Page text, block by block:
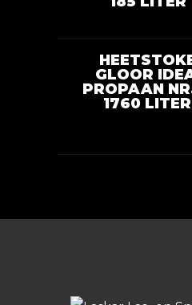
GLOOR
PROPAAN
1760 LITER